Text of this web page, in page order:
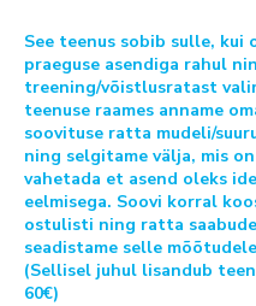
See teenus sobib sulle, kui
praeguse asendiga rahul
treening/võistlusratast
teenuse raames anname
soovituse ratta mudeli/
ning selgitame välja, mis
vahetada et asend oleks
eelmisega. Soovi korral
ostulisti ning ratta
seadistame selle
(Sellisel juhul lisandub
60€)